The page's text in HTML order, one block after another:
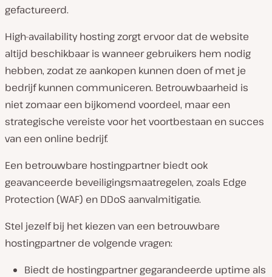
gefactureerd.
High-availability hosting zorgt ervoor dat de website
altijd beschikbaar is wanneer gebruikers hem nodig
hebben, zodat ze aankopen kunnen doen of met je
bedrijf kunnen communiceren. Betrouwbaarheid is
niet zomaar een bijkomend voordeel, maar een
strategische vereiste voor het voortbestaan en succes
van een online bedrijf.
Een betrouwbare hostingpartner biedt ook
geavanceerde beveiligingsmaatregelen, zoals Edge
Protection (WAF) en DDoS aanvalmitigatie.
Stel jezelf bij het kiezen van een betrouwbare
hostingpartner de volgende vragen:
Biedt de hostingpartner gegarandeerde uptime als